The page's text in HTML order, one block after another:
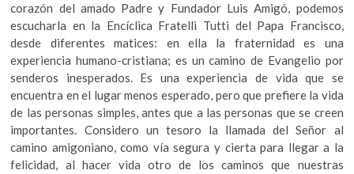
corazón del amado Padre y Fundador Luis Amigó, podemos
escucharla en la Encíclica Fratelli Tutti del Papa Francisco,
desde diferentes matices: en ella la fraternidad es una
experiencia humano-cristiana; es un camino de Evangelio por
senderos inesperados. Es una experiencia de vida que se
encuentra en el lugar menos esperado, pero que prefiere la vida
de las personas simples, antes que a las personas que se creen
importantes. Considero un tesoro la llamada del Señor al
camino amigoniano, como vía segura y cierta para llegar a la
felicidad, al hacer vida otro de los caminos que nuestras